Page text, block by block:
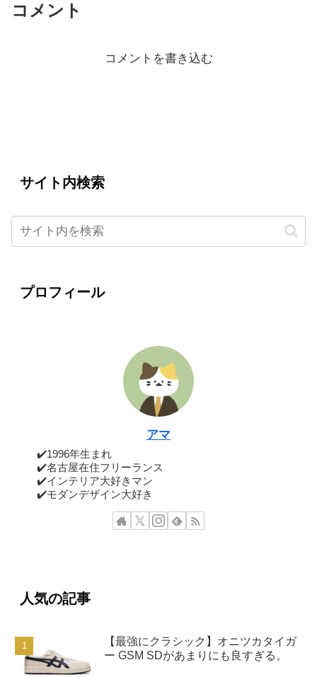
コメント
コメントを書き込む
サイト内検索
プロフィール
アマ
✔️1996年生まれ
✔️名古屋在住フリーランス
✔️インテリア大好きマン
✔️モダンデザイン大好き
人気の記事
【最強にクラシック】オニツカタイガ
ー GSM SDがあまりにも良すぎる。